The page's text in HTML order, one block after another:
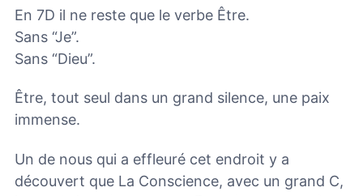
En 7D il ne reste que le verbe Être.
Sans “Je”.
Sans “Dieu”.
Être, tout seul dans un grand silence, une paix
immense.
Un de nous qui a effleuré cet endroit y a
découvert que La Conscience, avec un grand C,